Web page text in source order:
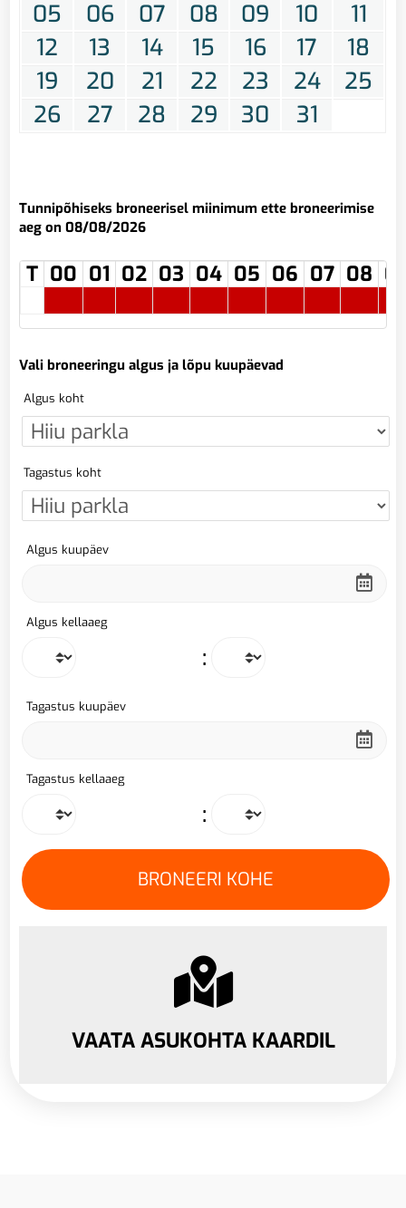
05 06 07 08 09 10
11
12
13 14 15 16 17
18
19
20 21 22 23 24
25
26
27 28 29 30 31
Tunnipõhiseks broneerisel miinimum ette broneerimise
aeg on 08/08/2026
T 00 01 02 03 04 05 06 07 08
Vali broneeringu algus ja lõpu kuupäevad
Algus koht
Tagastus koht
Algus kuupäev
Algus kellaaeg
:
Tagastus kuupäev
Tagastus kellaaeg
:
VAATA ASUKOHTA KAARDIL